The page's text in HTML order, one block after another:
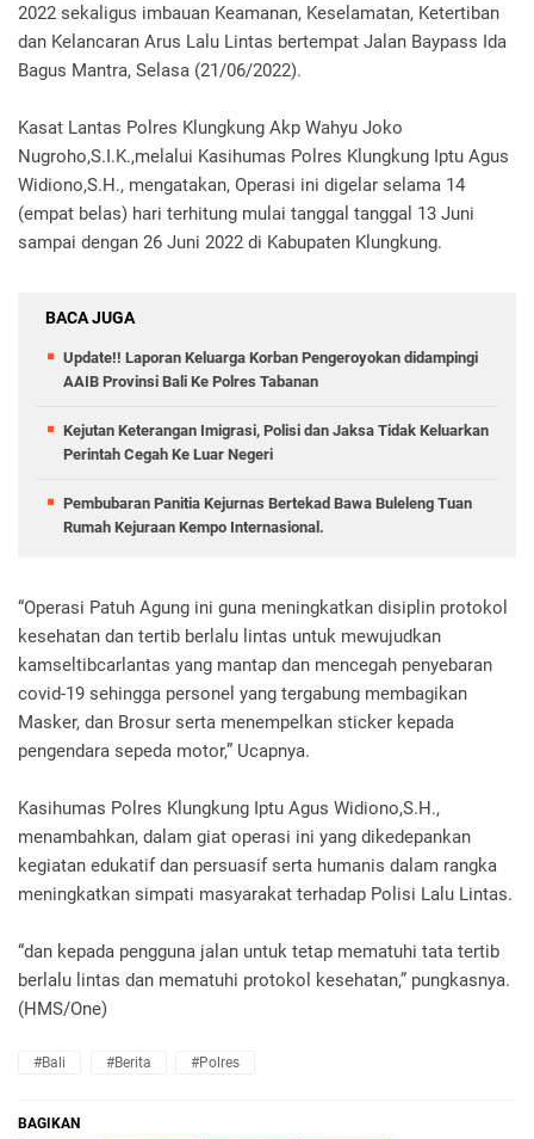
2022 sekaligus imbauan Keamanan, Keselamatan, Ketertiban
dan Kelancaran Arus Lalu Lintas bertempat Jalan Baypass Ida
Bagus Mantra, Selasa (21/06/2022).
Kasat Lantas Polres Klungkung Akp Wahyu Joko
Nugroho,S.I.K.,melalui Kasihumas Polres Klungkung Iptu Agus
Widiono,S.H., mengatakan, Operasi ini digelar selama 14
(empat belas) hari terhitung mulai tanggal tanggal 13 Juni
sampai dengan 26 Juni 2022 di Kabupaten Klungkung.
BACA JUGA
Update!! Laporan Keluarga Korban Pengeroyokan didampingi
AAIB Provinsi Bali Ke Polres Tabanan
Kejutan Keterangan Imigrasi, Polisi dan Jaksa Tidak Keluarkan
Perintah Cegah Ke Luar Negeri
Pembubaran Panitia Kejurnas Bertekad Bawa Buleleng Tuan
Rumah Kejuraan Kempo Internasional.
“Operasi Patuh Agung ini guna meningkatkan disiplin protokol
kesehatan dan tertib berlalu lintas untuk mewujudkan
kamseltibcarlantas yang mantap dan mencegah penyebaran
covid-19 sehingga personel yang tergabung membagikan
Masker, dan Brosur serta menempelkan sticker kepada
pengendara sepeda motor,” Ucapnya.
Kasihumas Polres Klungkung Iptu Agus Widiono,S.H.,
menambahkan, dalam giat operasi ini yang dikedepankan
kegiatan edukatif dan persuasif serta humanis dalam rangka
meningkatkan simpati masyarakat terhadap Polisi Lalu Lintas.
“dan kepada pengguna jalan untuk tetap mematuhi tata tertib
berlalu lintas dan mematuhi protokol kesehatan,” pungkasnya.
(HMS/One)
#Bali #Berita #Polres
BAGIKAN